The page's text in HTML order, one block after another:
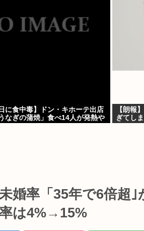
に食中毒】ドン・キホーテ出店
なぎの蒲焼」食べ14人が発熱や
【朗報
ぎてし
婚率「35年で6倍超
は4%→15%